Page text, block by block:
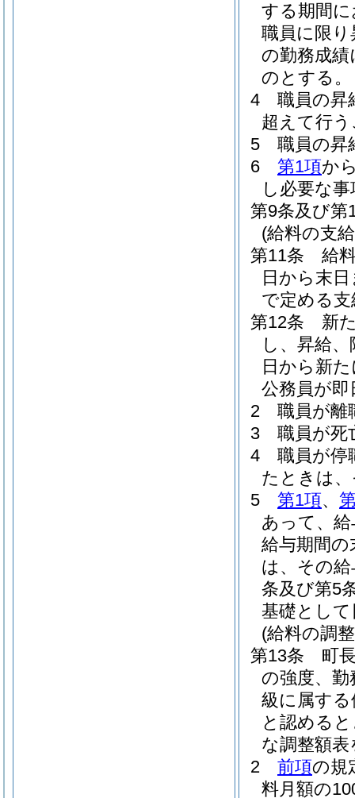
する期間
職員に限
の勤務成
のとする。
4
職員の昇
超えて行
5
職員の昇
6
第1項か
し必要な
第9条及び第
(給料の支
第11条
給
日から末
で定める
第12条
新
し、昇給
日から新
公務員が
2
職員が離
3
職員が死
4
職員が停
たときは
5
第1項、
あって、
給与期間
は、その
条及び第5
基礎とし
(給料の調
第13条
町
の強度、
級に属す
と認める
な調整額
2
前項の規
料月額の